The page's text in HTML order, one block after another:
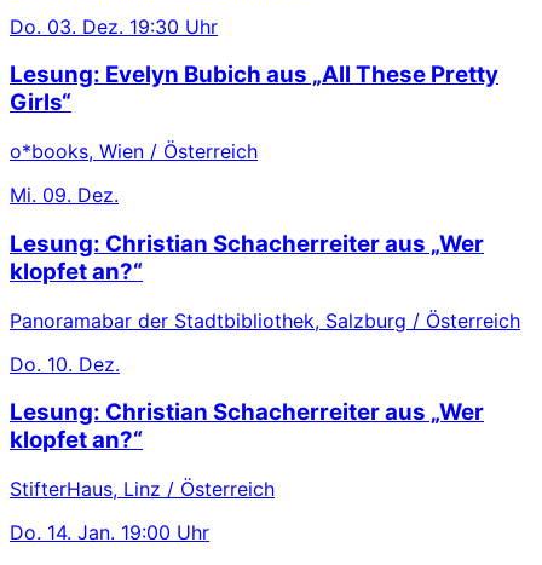
Do. 03. Dez. 19:30 Uhr
Lesung: Evelyn Bubich aus „All These Pretty
Girls“
o*books, Wien / Österreich
Mi. 09. Dez.
Lesung: Christian Schacherreiter aus „Wer
klopfet an?“
Panoramabar der Stadtbibliothek, Salzburg / Österreich
Do. 10. Dez.
Lesung: Christian Schacherreiter aus „Wer
klopfet an?“
StifterHaus, Linz / Österreich
Do. 14. Jan. 19:00 Uhr